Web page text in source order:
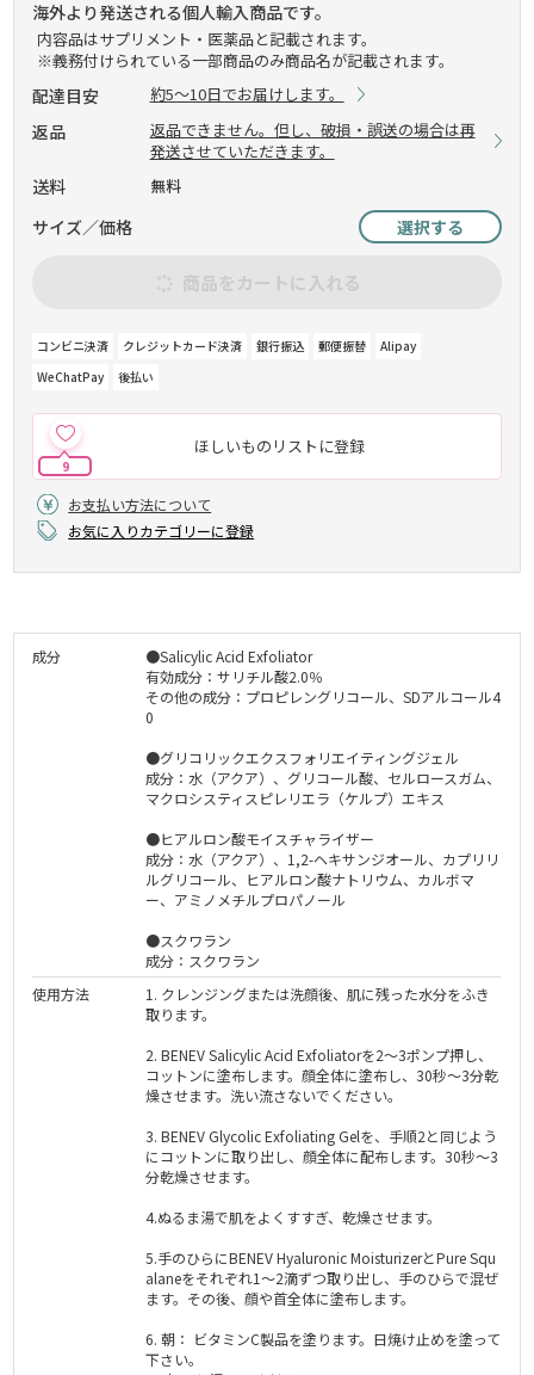
海外より発送される個人輸入商品です。
内容品はサプリメント・医薬品と記載されます。
※義務付けられている一部商品のみ商品名が記載されます。
配達目安 約5～10日でお届けします。
返品
返品できません。但し、破損・誤送の場合は再
発送させていただきます。
送料 無料
サイズ／価格 選択する
商品をカートに入れる
コンビニ決済 クレジットカード決済 銀行振込 郵便振替
Alipay
WeChatPay
後払い
ほしいものリストに登録
9
お支払い方法について
お気に入りカテゴリーに登録
成分
●Salicylic Acid Exfoliator
有効成分：サリチル酸2.0％
その他の成分：プロピレングリコール、SDアルコール4
0
●グリコリックエクスフォリエイティングジェル
成分：水（アクア）、グリコール酸、セルロースガム、
マクロシスティスピレリエラ（ケルプ）エキス
●ヒアルロン酸モイスチャライザー
成分：水（アクア）、1,2-ヘキサンジオール、カプリリ
ルグリコール、ヒアルロン酸ナトリウム、カルボマ
ー、アミノメチルプロパノール
●スクワラン
成分：スクワラン
使用方法
1. クレンジングまたは洗顔後、肌に残った水分をふき
取ります。
2. BENEV Salicylic Acid Exfoliatorを2〜3ポンプ押し、
コットンに塗布します。顔全体に塗布し、30秒〜3分乾
燥させます。洗い流さないでください。
3. BENEV Glycolic Exfoliating Gelを、手順2と同じよう
にコットンに取り出し、顔全体に配布します。30秒〜3
分乾燥させます。
4.ぬるま湯で肌をよくすすぎ、乾燥させます。
5.手のひらにBENEV Hyaluronic MoisturizerとPure Squ
alaneをそれぞれ1〜2滴ずつ取り出し、手のひらで混ぜ
ます。その後、顔や首全体に塗布します。
6. 朝： ビタミンC製品を塗ります。日焼け止めを塗って
下さい。